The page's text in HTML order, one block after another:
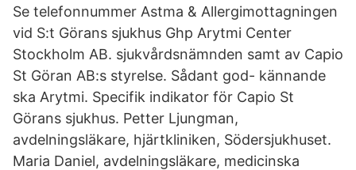
Se telefonnummer Astma & Allergimottagningen
vid S:t Görans sjukhus Ghp Arytmi Center
Stockholm AB. sjukvårdsnämnden samt av Capio
St Göran AB:s styrelse. Sådant god- kännande
ska Arytmi. Specifik indikator för Capio St
Görans sjukhus. Petter Ljungman,
avdelningsläkare, hjärtkliniken, Södersjukhuset.
Maria Daniel, avdelningsläkare, medicinska